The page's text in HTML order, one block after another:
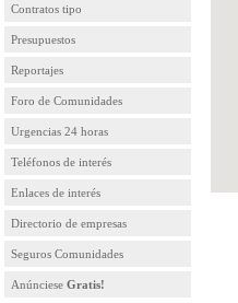
Contratos tipo
Presupuestos
Reportajes
Foro de Comunidades
Urgencias 24 horas
Teléfonos de interés
Enlaces de interés
Directorio de empresas
Seguros Comunidades
Anúnciese Gratis!